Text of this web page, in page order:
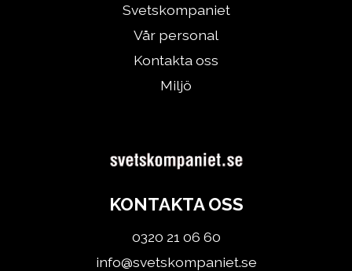
Svetskompaniet
Vår personal
Kontakta oss
Miljö
KONTAKTA OSS
0320 21 06 60
info@svetskompaniet.se